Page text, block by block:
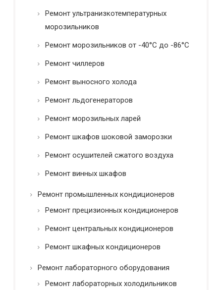
Ремонт ультранизкотемпературных
морозильников
Ремонт морозильников от -40°C до -86°C
Ремонт чиллеров
Ремонт выносного холода
Ремонт льдогенераторов
Ремонт морозильных ларей
Ремонт шкафов шоковой заморозки
Ремонт осушителей сжатого воздуха
Ремонт винных шкафов
Ремонт промышленных кондиционеров
Ремонт прецизионных кондиционеров
Ремонт центральных кондиционеров
Ремонт шкафных кондиционеров
Ремонт лабораторного оборудования
Ремонт лабораторных холодильников